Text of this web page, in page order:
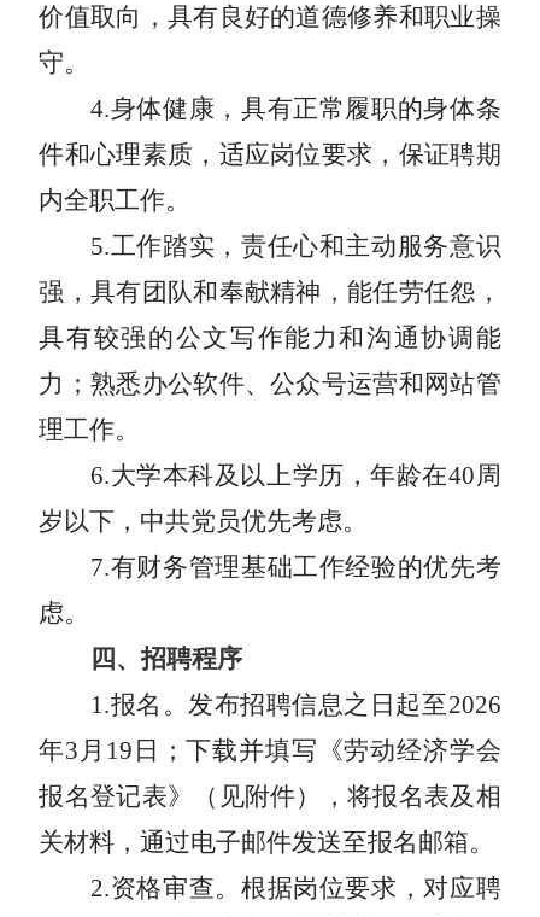
价值取向，具有良好的道德修养和职业操
守。
4.身体健康，具有正常履职的身体条
件和心理素质，适应岗位要求，保证聘期
内全职工作。
5.工作踏实，责任心和主动服务意识
强，具有团队和奉献精神，能任劳任怨，
具有较强的公文写作能力和沟通协调能
力；熟悉办公软件、公众号运营和网站管
理工作。
6.大学本科及以上学历，年龄在40周
岁以下，中共党员优先考虑。
7.有财务管理基础工作经验的优先考
虑。
四、招聘程序
1.报名。发布招聘信息之日起至2026
年3 月 19 日；下载并填写《劳动经济学会
报名登记表》（见附件），将报名表及相
关材料，通过电子邮件发送至报名邮箱。
2.资格审查。根据岗位要求，对应聘